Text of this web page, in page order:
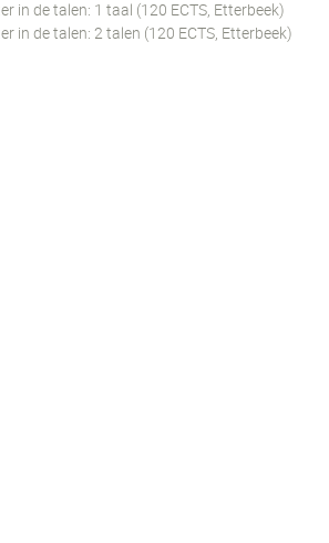
in de talen: 1 taal (120 ECTS, Etterbeek)
in de talen: 2 talen (120 ECTS, Etterbeek)